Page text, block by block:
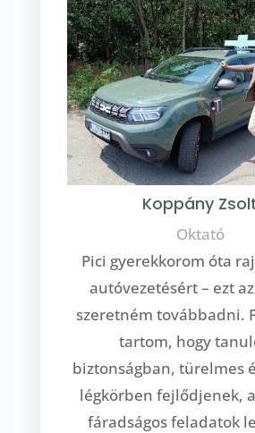
Koppány
Oktató
Pici gyerekkorom óta
autóvezetésért – ezt
szeretném továbbadni.
tartom, hogy
biztonságban, türelmes
légkörben fejlődjenek,
fáradságos feladatok